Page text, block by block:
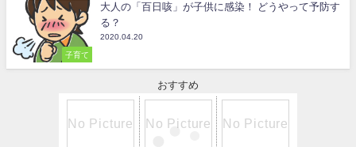
子育て
大人の「百日咳」が子供に感染！ どうやって予防す
る？
2020.04.20
おすすめ